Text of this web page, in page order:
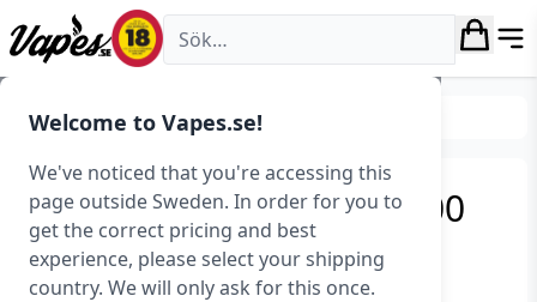
Welcome to Vapes.se!
We've noticed that you're accessing this
page outside Sweden. In order for you to
get the correct pricing and best
experience, please select your shipping
country. We will only ask for this once.
Vapes.se
E-juice Smaker Tobak
Koyuki Shades – Sato (100
ml, Shortfill)
Art.nr: 43500